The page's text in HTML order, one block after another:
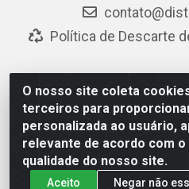
O nosso site coleta
terceiros para
personalizada ao usuário,
relevante de acordo com
qualidade do nosso site.
Aceito Negar não
Política de Descarte
Distrinorte Distribuidora de
Chaves dos Santos, 253 -
Claros/MG - CEP 39.404-000